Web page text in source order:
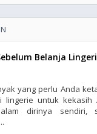
Belanja
yang perlu Anda
lingerie untuk kekasih
dirinya sendiri,